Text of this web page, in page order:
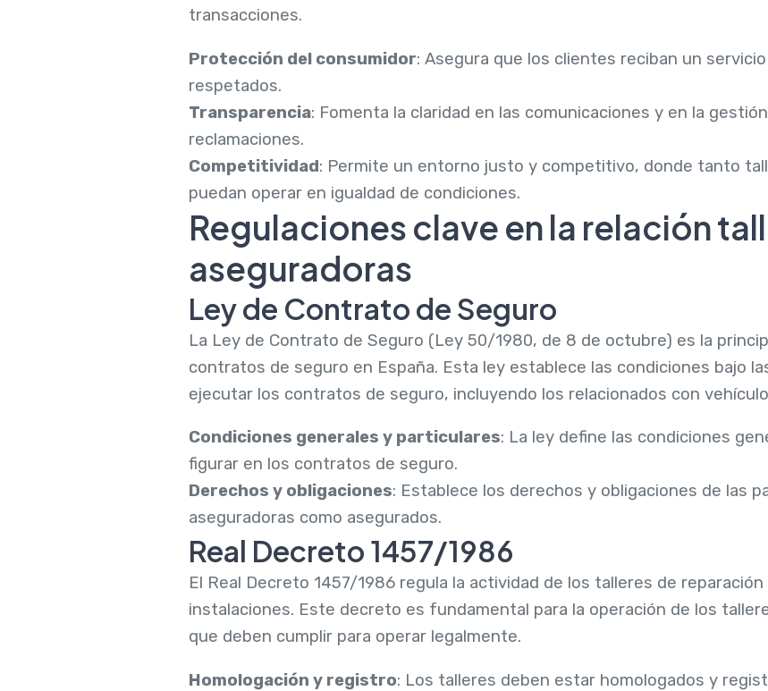
transacciones.
Protección del consumidor: Asegura que los clientes reciban un
respetados.
Transparencia: Fomenta la claridad en las comunicaciones y en la
reclamaciones.
Competitividad: Permite un entorno justo y competitivo, donde tanto
puedan operar en igualdad de condiciones.
Regulaciones clave en la relación
aseguradoras
Ley de Contrato de Seguro
La Ley de Contrato de Seguro (Ley 50/1980, de 8 de octubre) es la
contratos de seguro en España. Esta ley establece las condiciones bajo
ejecutar los contratos de seguro, incluyendo los relacionados con
Condiciones generales y particulares: La ley define las condiciones
figurar en los contratos de seguro.
Derechos y obligaciones: Establece los derechos y obligaciones de las
aseguradoras como asegurados.
Real Decreto 1457/1986
El Real Decreto 1457/1986 regula la actividad de los talleres de
instalaciones. Este decreto es fundamental para la operación de los
que deben cumplir para operar legalmente.
Homologación y registro: Los talleres deben estar homologados y